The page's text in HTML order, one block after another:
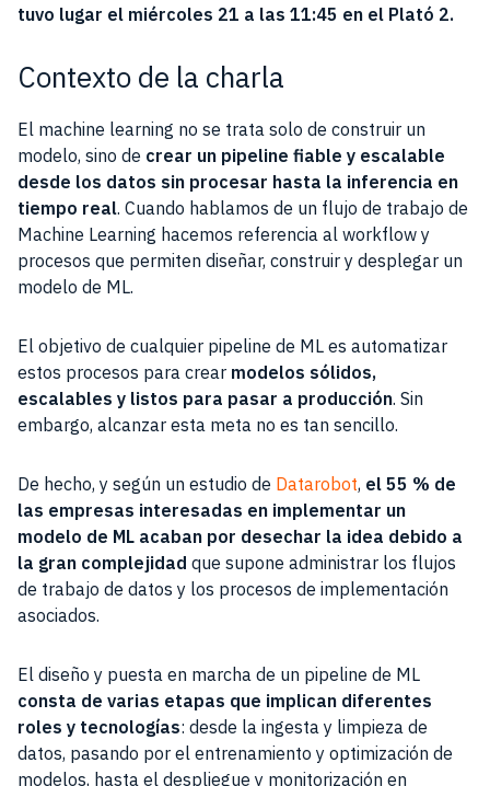
tuvo lugar el miércoles 21 a las 11:45 en el Plató 2.
Contexto de la charla
El machine learning no se trata solo de construir un
modelo, sino de crear un pipeline fiable y escalable
desde los datos sin procesar hasta la inferencia en
tiempo real. Cuando hablamos de un flujo de trabajo de
Machine Learning hacemos referencia al workflow y
procesos que permiten diseñar, construir y desplegar un
modelo de ML.
El objetivo de cualquier pipeline de ML es automatizar
estos procesos para crear modelos sólidos,
escalables y listos para pasar a producción. Sin
embargo, alcanzar esta meta no es tan sencillo.
De hecho, y según un estudio de Datarobot, el 55 % de
las empresas interesadas en implementar un
modelo de ML acaban por desechar la idea debido a
la gran complejidad que supone administrar los flujos
de trabajo de datos y los procesos de implementación
asociados.
El diseño y puesta en marcha de un pipeline de ML
consta de varias etapas que implican diferentes
roles y tecnologías: desde la ingesta y limpieza de
datos, pasando por el entrenamiento y optimización de
modelos, hasta el despliegue y monitorización en